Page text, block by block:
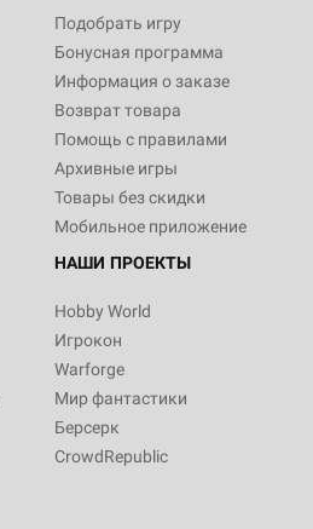
Подобрать игру
Бонусная программа
Информация о заказе
Возврат товара
Помощь с правилами
Архивные игры
Товары без скидки
Мобильное приложение
НАШИ ПРОЕКТЫ
Hobby World
Игрокон
Warforge
Мир фантастики
Берсерк
CrowdRepublic